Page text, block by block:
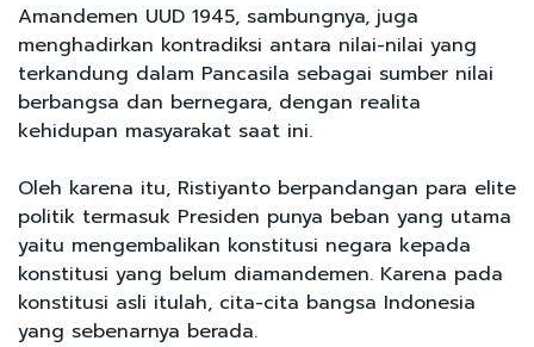
Amandemen UUD 1945, sambungnya, juga
menghadirkan kontradiksi antara nilai-nilai yang
terkandung dalam Pancasila sebagai sumber nilai
berbangsa dan bernegara, dengan realita
kehidupan masyarakat saat ini.
Oleh karena itu, Ristiyanto berpandangan para elite
politik termasuk Presiden punya beban yang utama
yaitu mengembalikan konstitusi negara kepada
konstitusi yang belum diamandemen. Karena pada
konstitusi asli itulah, cita-cita bangsa Indonesia
yang sebenarnya berada.